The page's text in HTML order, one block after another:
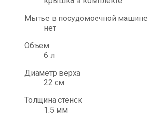
Мытье в посудомоечной машине
нет
Объем
6 л
Диаметр верха
22 см
Толщина стенок
1.5 мм